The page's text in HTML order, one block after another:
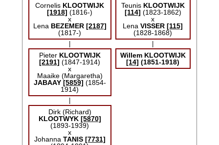
Cornelis KLOOTWIJK
[1918] (1816-)
x
Lena BEZEMER [2187]
(1817-)
Teunis KLOOTWIJK
[114] (1823-1862)
x
LenaVISSER [115]
(1828-1868)
Pieter KLOOTWIJK
[2191] (1847-1914)
x
Maaike (Margaretha)
JABAAY [5859] (1854-
1914)
Willem KLOOTWIJK
[14] (1851-1918)
Dirk (Richard)
KLOOTWYK [5870]
(1893-1939)
x
Johanna TANIS [7731]